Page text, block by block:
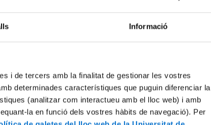
Informació
i de tercers amb la finalitat de gestionar les vostres
determinades característiques que puguin diferenciar la
(analitzar com interactueu amb el lloc web) i amb
la en funció dels vostres hàbits de navegació). Per